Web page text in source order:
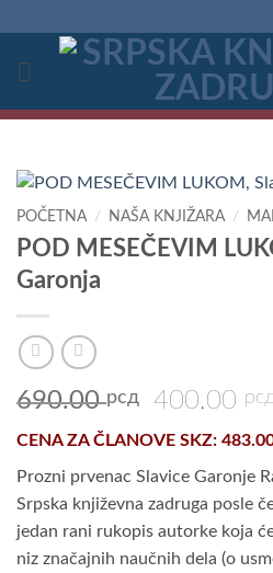
sadržaj
POČETNA / NAŠA KNJIŽARA /
POD MESEČEVIM
Garonja
690.00рсд
je
bila:
690.00
400.00
CENA ZAČLANOVE SKZ:
Prozni prvenac Slavice Garonje
Srpska književna zadruga posle
jedan rani rukopis autorke koja
niz značajnih naučnih dela (o